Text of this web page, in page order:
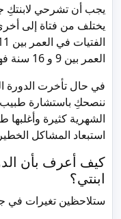
يجب أن تشرحي لابنتكِ
يختلف من فتاة إلى
العمر بين 9 و 16 سنة فهو أمر طبيعي.
ننصحكِ باستشارة
الشهرية كثيرة
استبعاد المشاكل
كيف أعرف بأن
ابنتي؟
ستلاحظين تغيرات في